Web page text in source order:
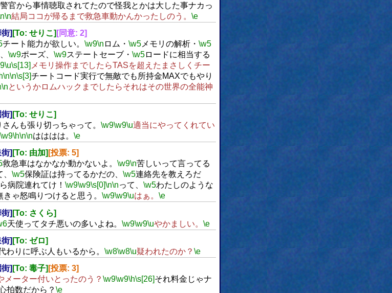
官から事情聴取されてたので怪我とかは大した事ナカっ
\n結局ココが帰るまで救急車動かんかったしのう。 \e
] [To: せりこ] [同意: 2]
チート能力が欲しい。 \w9\n ロム・ \w5メモリの解析・ \w5
\w9ポーズ、 \w9ステートセーブ・ \w5ロードに相当する
\u\s[13] メモリ操作までしたらTASを超えたまさしくチー
\n\n\s[3]チートコード実行で無敵でも所持金MAXでもやり
\nというかロムハックまでしたらそれはその世界の全能神
] [To: せりこ]
んも張り切っちゃって。 \w9\w9\u適当にやってくれてい
\w9\h\n\nはははは。 \e
] [To: 由加] [投票: 5]
救急車はなかなか動かないよ。 \w9\n苦しいって言ってる
\w5保険証は持ってるかだの、 \w5連絡先を教えろだ
病院連れてけ！ \w9\w9\s[0] \n\nって、 \w5わたしのような
ゃ怒鳴りつけると思う。 \w9\w9\uはぁ。 \e
] [To: さくら]
天使ってタチ悪いの多いよね。 \w9\w9\uやかましい。 \e
] [To: ゼロ]
わりに呼ぶ人もいるから。 \w8\w8\u疑われたのか？ \e
] [To: 毒子] [投票: 3]
メーター付いとったのう？ \w9\w9\h\s[26]それ料金じゃナ
拍数だから？ \e